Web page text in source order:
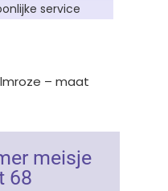
service
– maat
meisje
68